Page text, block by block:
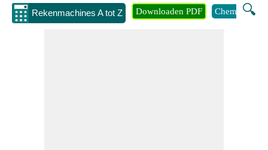
Rekenmachines A tot Z 🔍
Downloaden PDF Chemie